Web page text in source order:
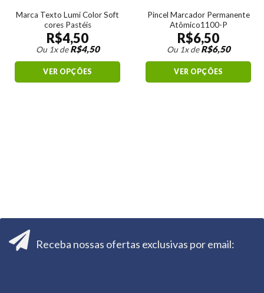
Marca Texto Lumi Color Soft
cores Pastéis
R$4,50
Ou 1x deR$4,50
VER OPÇÕES
Pincel Marcador Permanente
Atômico1100-P
R$6,50
Ou 1x deR$6,50
VER OPÇÕES
Receba nossas ofertas exclusivas por email: